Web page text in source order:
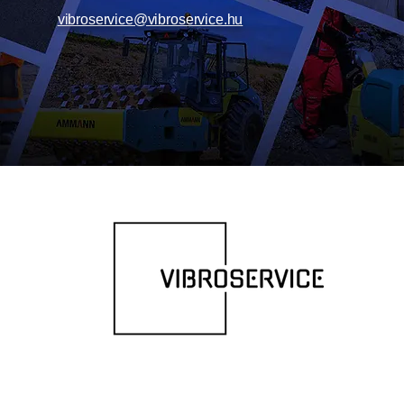
Munkaszélesség: 280 mm
Alacsony vibrációjú
Olajszint-figyelő
CE megfelelőség
Standard hidraulikaolaj
Ammann színkialakítás
Központi emelési pont
vibroservice@vibroservice.hu